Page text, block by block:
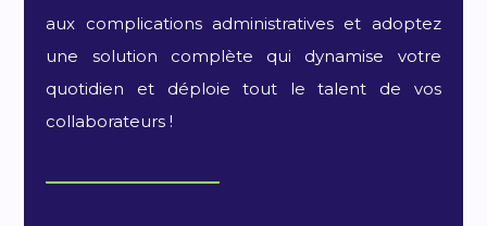
aux complications administratives et adoptez
une solution complète qui dynamise votre
quotidien et déploie tout le talent de vos
collaborateurs !